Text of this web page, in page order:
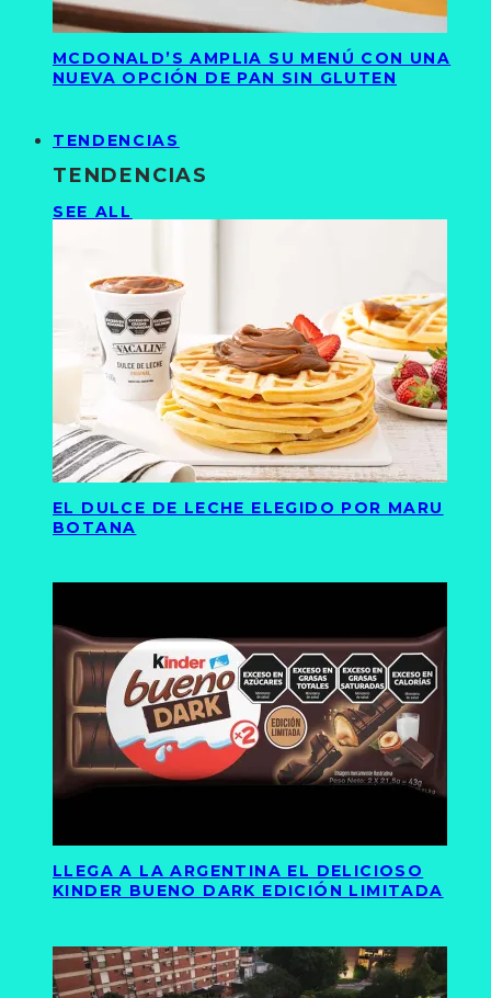
MCDONALD’S AMPLIA SU MENÚ CON UNA
NUEVA OPCIÓN DE PAN SIN GLUTEN
TENDENCIAS
TENDENCIAS
SEE ALL
EL DULCE DE LECHE ELEGIDO POR MARU
BOTANA
LLEGA A LA ARGENTINA EL DELICIOSO
KINDER BUENO DARK EDICIÓN LIMITADA